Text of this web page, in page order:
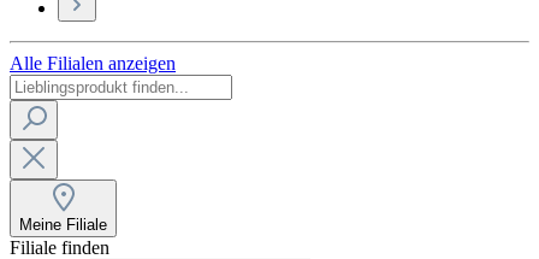
Alle Filialen anzeigen
Meine Filiale
Filiale finden